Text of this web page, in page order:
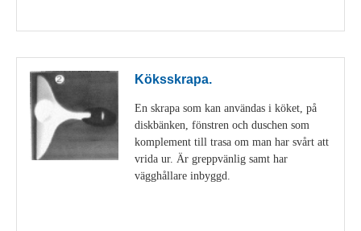
Köksskrapa.
En skrapa som kan användas i köket, på
diskbänken, fönstren och duschen som
komplement till trasa om man har svårt att
vrida ur. Är greppvänlig samt har
vägghållare inbyggd.